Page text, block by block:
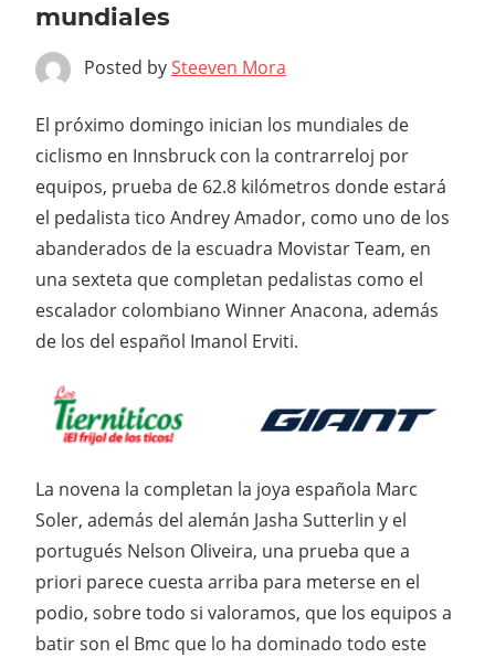
mundiales
Posted bySteeven Mora
El próximo domingo inician los mundiales de
ciclismo en Innsbruck con la contrarreloj por
equipos, prueba de 62.8 kilómetros donde estará
el pedalista tico Andrey Amador, como uno de los
abanderados de la escuadra Movistar Team, en
una sexteta que completan pedalistas como el
escalador colombiano Winner Anacona, además
de los del español Imanol Erviti.
La novena la completan la joya española Marc
Soler, además del alemán Jasha Sutterlin y el
portugués Nelson Oliveira, una prueba que a
priori parece cuesta arriba para meterse en el
podio, sobre todo si valoramos, que los equipos a
batir son el Bmc que lo ha dominado todo este